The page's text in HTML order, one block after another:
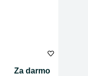
Za darmo